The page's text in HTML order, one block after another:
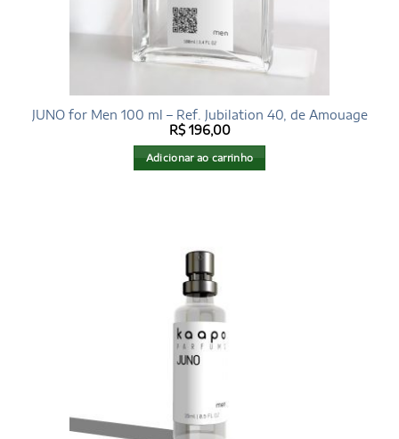
JUNO for Men 100 ml – Ref. Jubilation 40, de Amouage
R$196,00
Adicionar ao carrinho